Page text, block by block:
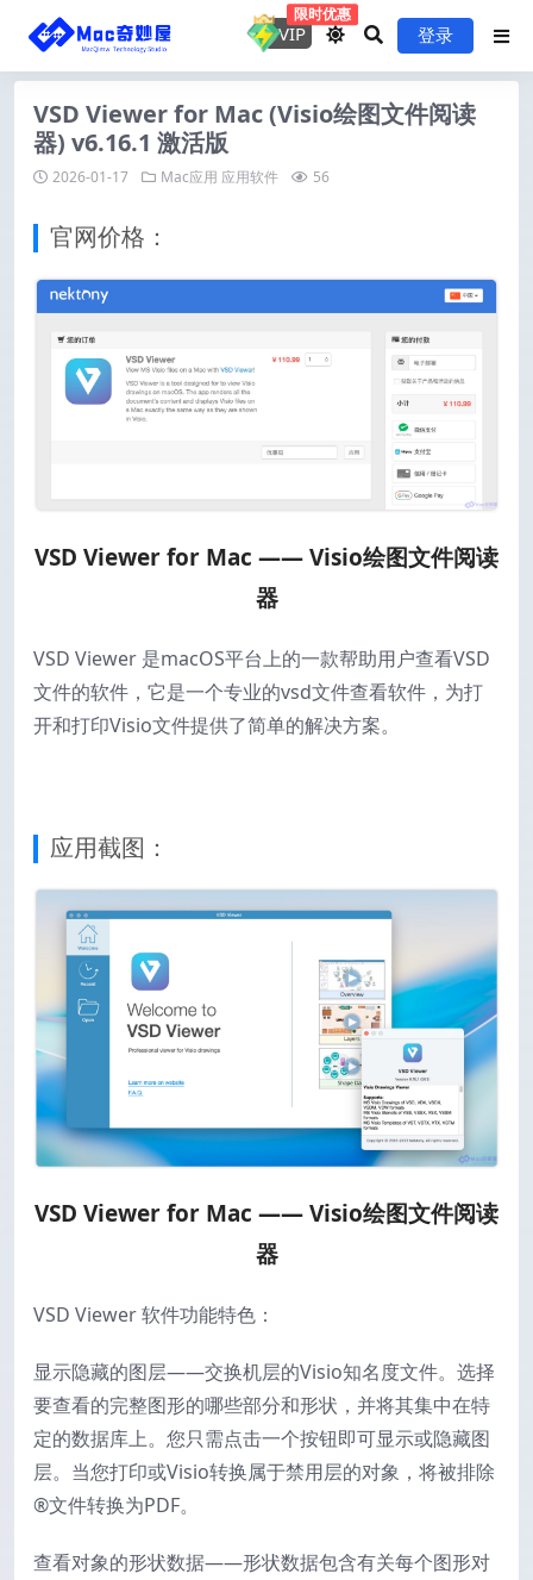
VIP
限时优惠
登录
VSD Viewer for Mac (Visio绘图文件阅读
器) v6.16.1 激活版
2026-01-17 Mac应用 应用软件 56
官网价格：
VSD Viewer for Mac —— Visio绘图文件阅读
器
VSD Viewer 是macOS平台上的一款帮助用户查看VSD
文件的软件，它是一个专业的vsd文件查看软件，为打
开和打印Visio文件提供了简单的解决方案。
应用截图：
VSD Viewer for Mac —— Visio绘图文件阅读
器
VSD Viewer 软件功能特色：
显示隐藏的图层——交换机层的Visio知名度文件。选择
要查看的完整图形的哪些部分和形状，并将其集中在特
定的数据库上。您只需点击一个按钮即可显示或隐藏图
层。当您打印或Visio转换属于禁用层的对象，将被排除
®文件转换为PDF。
查看对象的形状数据——形状数据包含有关每个图形对